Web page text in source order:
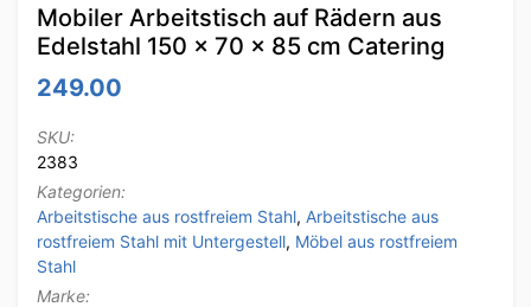
Mobiler Arbeitstisch auf Rädern aus
Edelstahl 150 x 70 x 85 cm Catering
249.00
SKU:
2383
Kategorien:
Arbeitstische aus rostfreiem Stahl, Arbeitstische aus
rostfreiem Stahl mit Untergestell, Möbel aus rostfreiem
Stahl
Marke: